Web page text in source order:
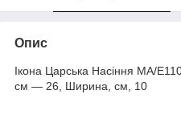
Опис
Ікона Царська Насіння МA/
см — 26, Ширина, см, 10